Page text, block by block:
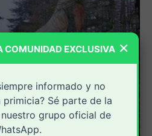
×
COMUNIDAD EXCLUSIVA
informado y no
Sé parte de la
grupo oficial de